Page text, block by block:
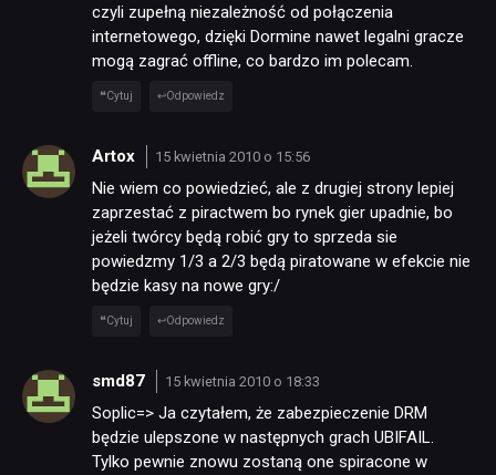
czyli zupełną niezależność od połączenia
internetowego, dzięki Dormine nawet legalni gracze
mogą zagrać offline, co bardzo im polecam.
Cytuj Odpowiedz
Artox 15 kwietnia 2010 o 15:56
Nie wiem co powiedzieć, ale z drugiej strony lepiej
zaprzestać z piractwem bo rynek gier upadnie, bo
jeżeli twórcy będą robić gry to sprzeda sie
powiedzmy 1/3 a 2/3 będą piratowane w efekcie nie
będzie kasy na nowe gry:/
Cytuj Odpowiedz
smd87 15 kwietnia 2010 o 18:33
Soplic=> Ja czytałem, że zabezpieczenie DRM
będzie ulepszone w następnych grach UBIFAIL.
Tylko pewnie znowu zostaną one spiracone w